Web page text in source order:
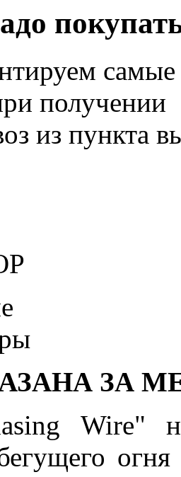
получении
из пункта
ЗА
Wire"